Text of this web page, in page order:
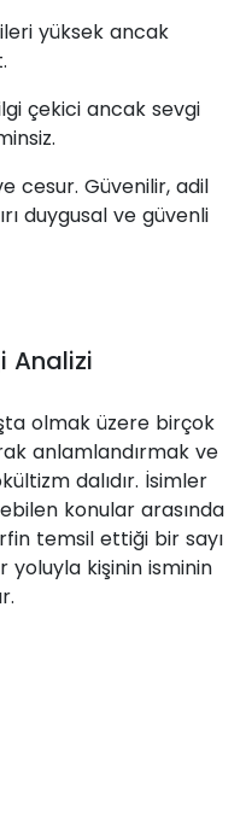
yüksek ancak
çekici ancak sevgi
cesur. Güvenilir, adil
duygusal ve güvenli
Analizi
olmak üzere birçok
anlamlandırmak ve
dalıdır. İsimler
konular arasında
temsil ettiği bir sayı
kişinin isminin